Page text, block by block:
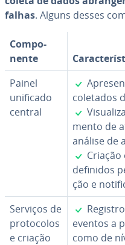
falhas. Alguns desses
Com­po­
nente
Painel
unificado
central
✓
coletados
✓
mento de
análise de
✓
definidos
ção e
Serviços de
pro­to­co­los
e criação
✓
eventos a
como de